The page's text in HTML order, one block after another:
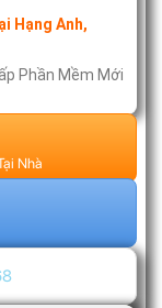
Hạng Anh,
Phần Mềm Mới
Nhà